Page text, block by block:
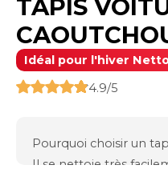
TAPIS
Idéal pour l'hiver
4.9/5
Pourquoi choisir un
Il se nettoie très